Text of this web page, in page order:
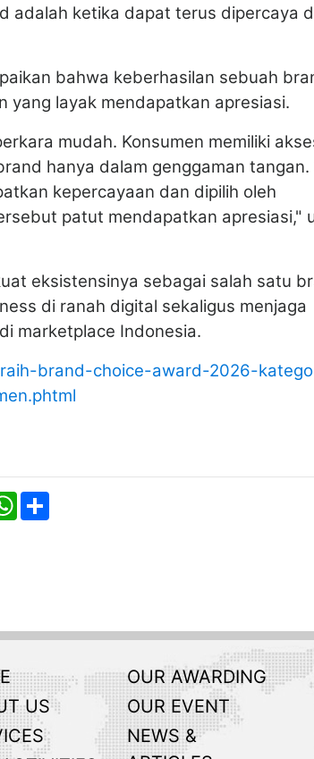
adalah ketika dapat terus dipercaya
bahwa keberhasilan sebuah
yang layak mendapatkan apresiasi.
mudah. Konsumen memiliki
hanya dalam genggaman tangan.
kepercayaan dan dipilih oleh
patut mendapatkan apresiasi,"
eksistensinya sebagai salah satu
di ranah digital sekaligus menjaga
marketplace Indonesia.
brand-choice-award-2026-
WhatsApp
Share
US
OUR AWARDING
OUR EVENT
NEWS &